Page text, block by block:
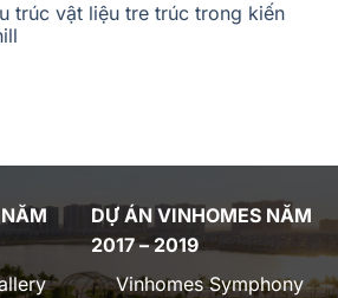
trúc vật liệu tre trúc trong kiến
DỰ ÁN VINHOMES NĂM
2017 – 2019
Vinhomes Symphony